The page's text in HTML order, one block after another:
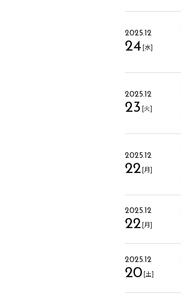
2025.12
24[水]
2025.12
23 [火]
2025.12
22[月]
2025.12
22[月]
2025.12
20[土]